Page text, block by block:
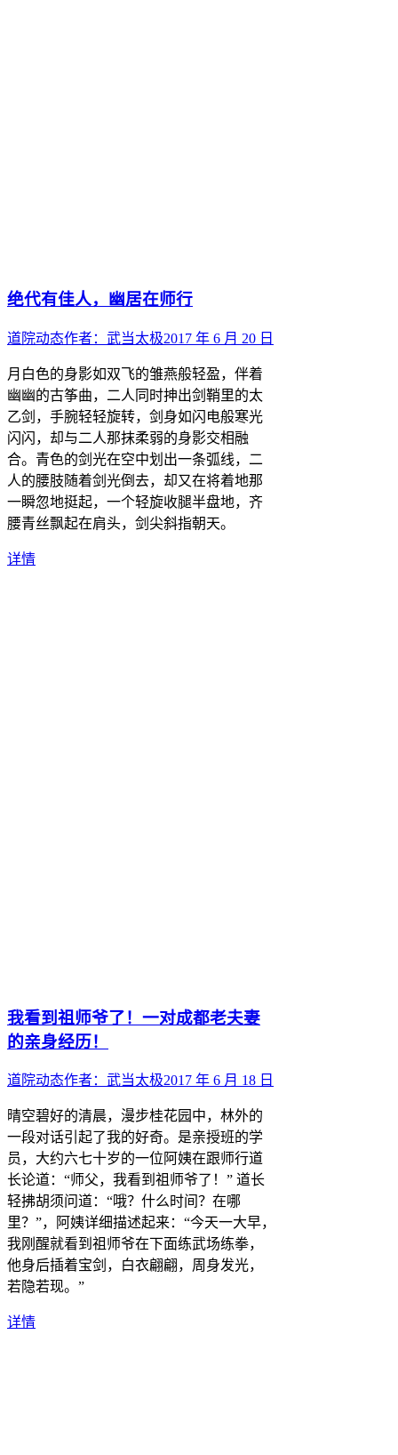
绝代有佳人，幽居在师行
道院动态作者： 武当太极2017 年 6 月 20 日
月白色的身影如双飞的雏燕般轻盈，伴着
幽幽的古筝曲，二人同时抻出剑鞘里的太
乙剑，手腕轻轻旋转，剑身如闪电般寒光
闪闪，却与二人那抹柔弱的身影交相融
合。青色的剑光在空中划出一条弧线，二
人的腰肢随着剑光倒去，却又在将着地那
一瞬忽地挺起，一个轻旋收腿半盘地，齐
腰青丝飘起在肩头，剑尖斜指朝天。
详情
我看到祖师爷了！一对成都老夫妻
的亲身经历！
道院动态作者： 武当太极2017 年 6 月 18 日
晴空碧好的清晨，漫步桂花园中，林外的
一段对话引起了我的好奇。是亲授班的学
员，大约六七十岁的一位阿姨在跟师行道
长论道：“师父，我看到祖师爷了！” 道长
轻拂胡须问道：“哦？什么时间？在哪
里？”，阿姨详细描述起来：“今天一大早，
我刚醒就看到祖师爷在下面练武场练拳，
他身后插着宝剑，白衣翩翩，周身发光，
若隐若现。”
详情